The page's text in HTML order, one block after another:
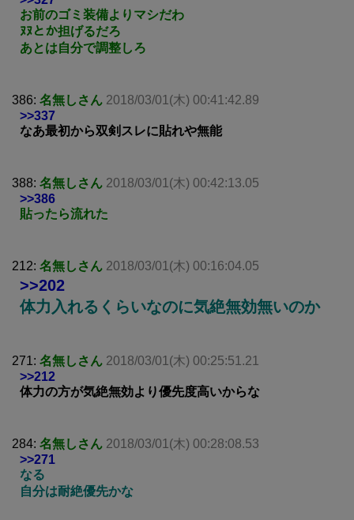
お前のゴミ装備よりマシだわ
ﾇﾇとか担げるだろ
あとは自分で調整しろ
386: 名無しさん 2018/03/01(木) 00:41:42.89
>>337
なあ最初から双剣スレに貼れや無能
388: 名無しさん 2018/03/01(木) 00:42:13.05
>>386
貼ったら流れた
212: 名無しさん 2018/03/01(木) 00:16:04.05
>>202
体力入れるくらいなのに気絶無効無いのか
271: 名無しさん 2018/03/01(木) 00:25:51.21
>>212
体力の方が気絶無効より優先度高いからな
284: 名無しさん 2018/03/01(木) 00:28:08.53
>>271
なる
自分は耐絶優先かな